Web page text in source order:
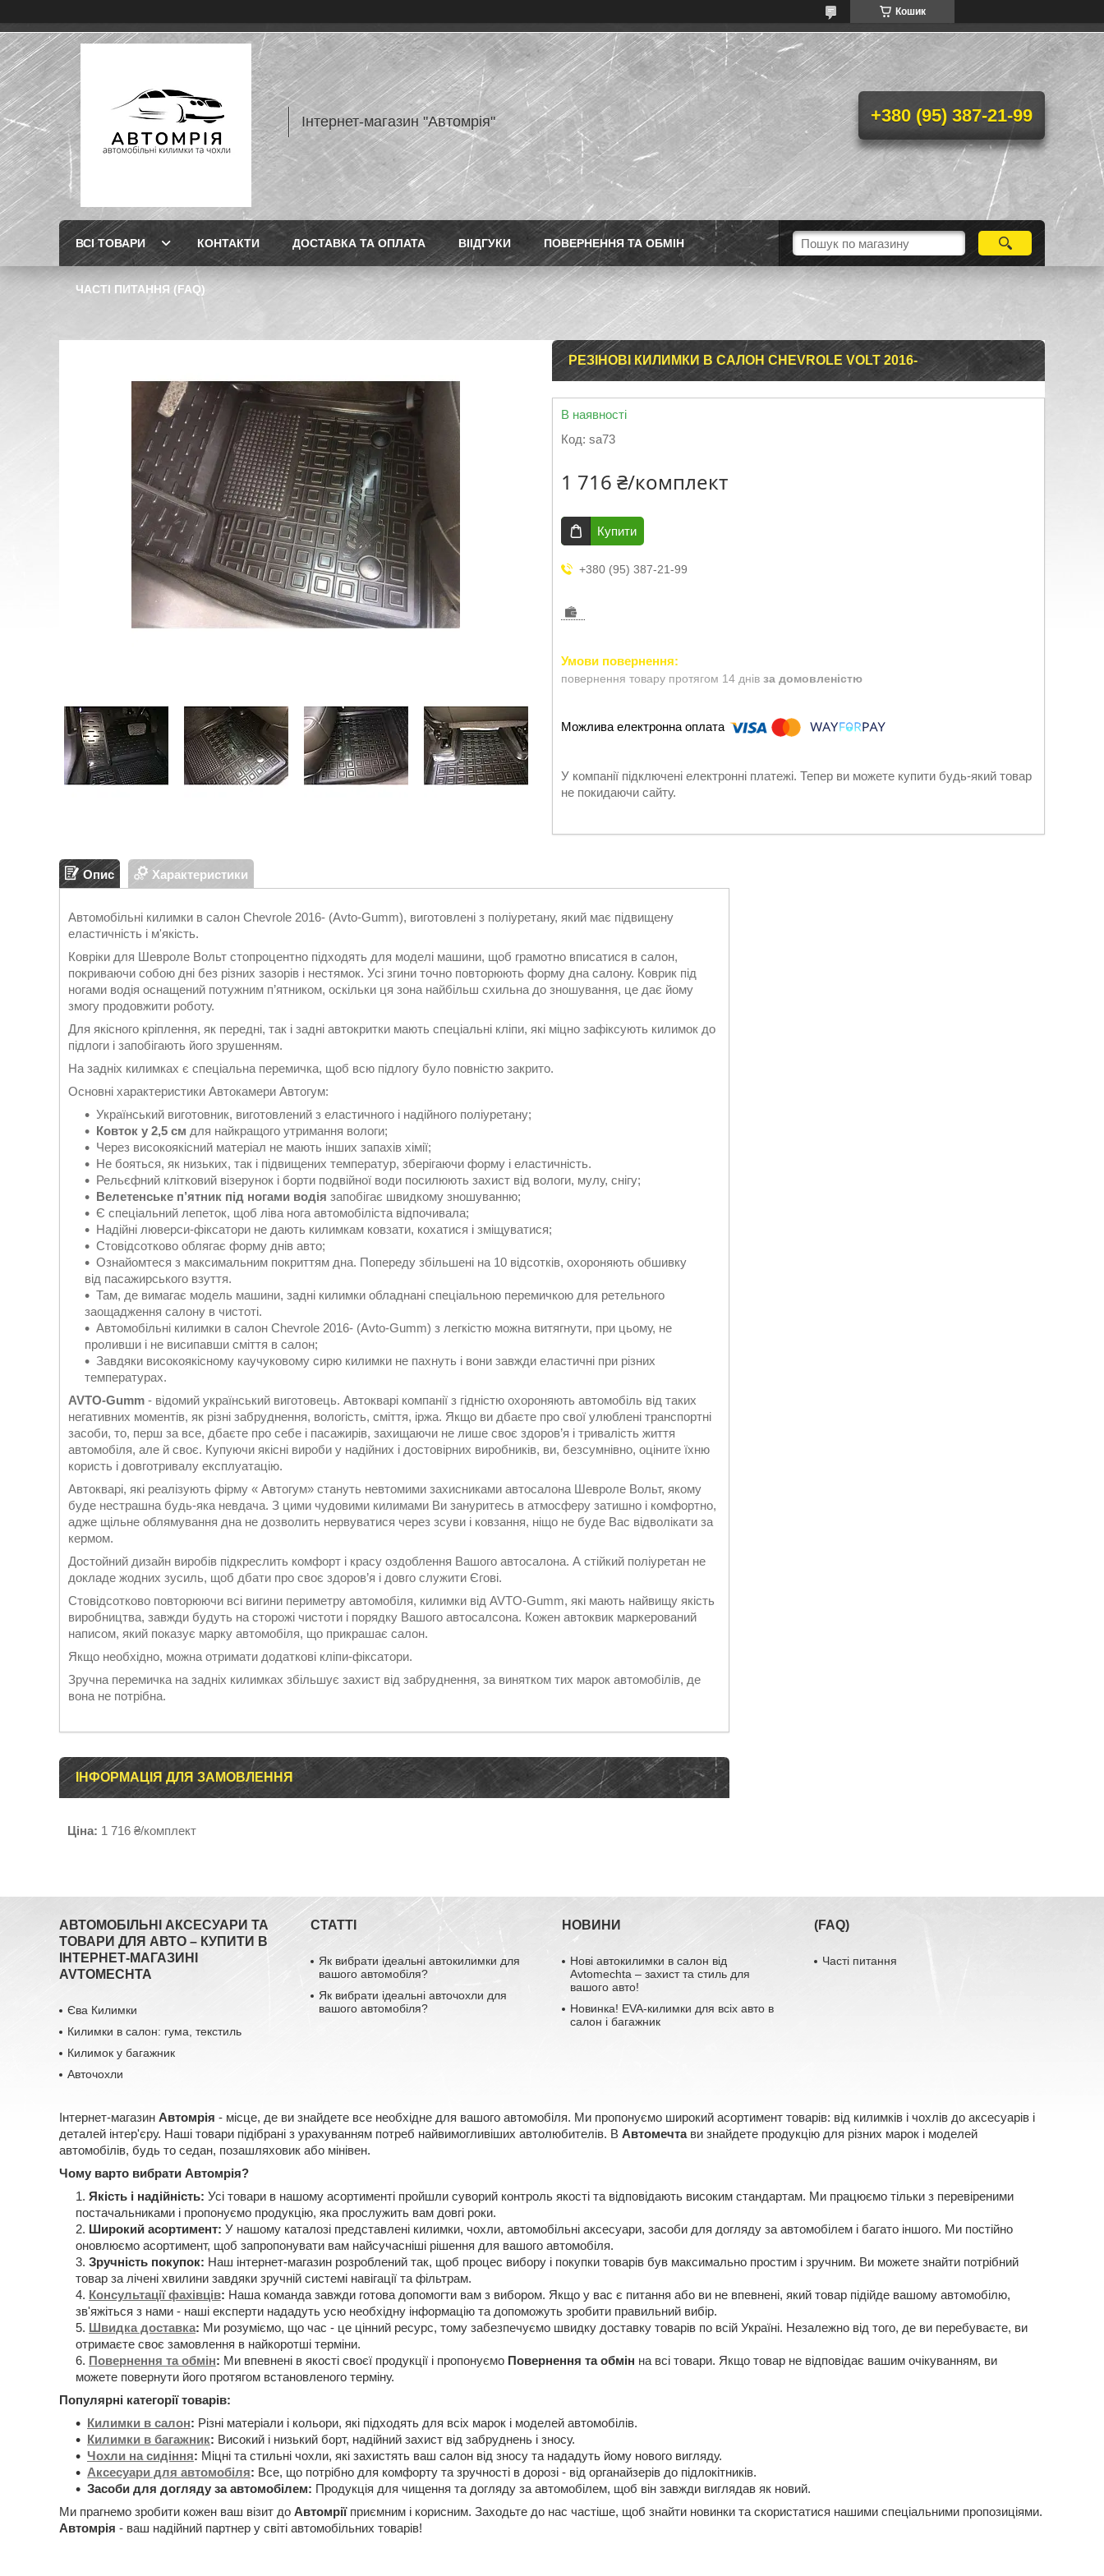
Кошик
Інтернет-магазин "Автомрія" +380 (95) 387-21-99
ВСІ ТОВАРИ КОНТАКТИ ДОСТАВКА ТА ОПЛАТА ВІІДГУКИ ПОВЕРНЕННЯ ТА ОБМІН
ЧАСТІ ПИТАННЯ (FAQ)
РЕЗІНОВІ КИЛИМКИ В САЛОН CHEVROLE VOLT 2016-
В наявності
Код: sa73
1 716 ₴/комплект
Купити
+380 (95) 387-21-99
повернення товару протягом 14 днів за домовленістю
У компанії підключені електронні платежі. Тепер ви можете купити будь-який товар
не покидаючи сайту.
Опис Характеристики
Автомобільні килимки в салон Chevrole 2016- (Avto-Gumm), виготовлені з поліуретану, який має підвищену
еластичність і м'якість.
Ковріки для Шевроле Вольт стопроцентно підходять для моделі машини, щоб грамотно вписатися в салон,
покриваючи собою дні без різних зазорів і нестямок. Усі згини точно повторюють форму дна салону. Коврик під
ногами водія оснащений потужним п’ятником, оскільки ця зона найбільш схильна до зношування, це дає йому
змогу продовжити роботу.
Для якісного кріплення, як передні, так і задні автокритки мають спеціальні кліпи, які міцно зафіксують килимок до
підлоги і запобігають його зрушенням.
На задніх килимках є спеціальна перемичка, щоб всю підлогу було повністю закрито.
Основні характеристики Автокамери Автогум:
Український виготовник, виготовлений з еластичного і надійного поліуретану;
Ковток у 2,5 см для найкращого утримання вологи;
Через високоякісний матеріал не мають інших запахів хімії;
Не бояться, як низьких, так і підвищених температур, зберігаючи форму і еластичність.
Рельєфний клітковий візерунок і борти подвійної води посилюють захист від вологи, мулу, снігу;
Велетенське п’ятник під ногами водія запобігає швидкому зношуванню;
Є спеціальний лепеток, щоб ліва нога автомобіліста відпочивала;
Надійні люверси-фіксатори не дають килимкам ковзати, кохатися і зміщуватися;
Стовідсотково облягає форму днів авто;
Ознайомтеся з максимальним покриттям дна. Попереду збільшені на 10 відсотків, охороняють обшивку
від пасажирського взуття.
Там, де вимагає модель машини, задні килимки обладнані спеціальною перемичкою для ретельного
заощадження салону в чистоті.
Автомобільні килимки в салон Chevrole 2016- (Avto-Gumm) з легкістю можна витягнути, при цьому, не
проливши і не висипавши сміття в салон;
Завдяки високоякісному каучуковому сирю килимки не пахнуть і вони завжди еластичні при різних
температурах.
AVTO-Gumm - відомий український виготовець. Автокварі компанії з гідністю охороняють автомобіль від таких
негативних моментів, як різні забруднення, вологість, сміття, іржа. Якщо ви дбаєте про свої улюблені транспортні
засоби, то, перш за все, дбаєте про себе і пасажирів, захищаючи не лише своє здоров’я і тривалість життя
автомобіля, але й своє. Купуючи якісні вироби у надійних і достовірних виробників, ви, безсумнівно, оціните їхню
користь і довготривалу експлуатацію.
Автокварі, які реалізують фірму « Автогум» стануть невтомими захисниками автосалона Шевроле Вольт, якому
буде нестрашна будь-яка невдача. З цими чудовими килимами Ви зануритесь в атмосферу затишно і комфортно,
адже щільне облямування дна не дозволить нервуватися через зсуви і ковзання, ніщо не буде Вас відволікати за
кермом.
Достойний дизайн виробів підкреслить комфорт і красу оздоблення Вашого автосалона. А стійкий поліуретан не
докладе жодних зусиль, щоб дбати про своє здоров’я і довго служити Єгові.
Стовідсотково повторюючи всі вигини периметру автомобіля, килимки від AVTO-Gumm, які мають найвищу якість
виробництва, завжди будуть на сторожі чистоти і порядку Вашого автосалсона. Кожен автоквик маркерований
написом, який показує марку автомобіля, що прикрашає салон.
Якщо необхідно, можна отримати додаткові кліпи-фіксатори.
Зручна перемичка на задніх килимках збільшує захист від забруднення, за винятком тих марок автомобілів, де
вона не потрібна.
ІНФОРМАЦІЯ ДЛЯ ЗАМОВЛЕННЯ
Ціна: 1 716 ₴/комплект
АВТОМОБІЛЬНІ АКСЕСУАРИ ТА
ТОВАРИ ДЛЯ АВТО – КУПИТИ В
ІНТЕРНЕТ-МАГАЗИНІ
AVTOMECHTA
Єва Килимки
Килимки в салон: гума, текстиль
Килимок у багажник
Авточохли
СТАТТІ
Як вибрати ідеальні автокилимки для
вашого автомобіля?
Як вибрати ідеальні авточохли для
вашого автомобіля?
НОВИНИ
Нові автокилимки в салон від
Avtomechta – захист та стиль для
вашого авто!
Новинка! EVA-килимки для всіх авто в
салон і багажник
(FAQ)
Часті питання
Інтернет-магазин Автомрія - місце, де ви знайдете все необхідне для вашого автомобіля. Ми пропонуємо широкий асортимент товарів: від килимків і чохлів до аксесуарів і
деталей інтер'єру. Наші товари підібрані з урахуванням потреб найвимогливіших автолюбителів. В Автомечтави знайдете продукцію для різних марок і моделей
автомобілів, будь то седан, позашляховик або мінівен.
Чому варто вибрати Автомрія?
Якість і надійність: Усі товари в нашому асортименті пройшли суворий контроль якості та відповідають високим стандартам. Ми працюємо тільки з перевіреними
постачальниками і пропонуємо продукцію, яка прослужить вам довгі роки.
Широкий асортимент: У нашому каталозі представлені килимки, чохли, автомобільні аксесуари, засоби для догляду за автомобілем і багато іншого. Ми постійно
оновлюємо асортимент, щоб запропонувати вам найсучасніші рішення для вашого автомобіля.
Зручність покупок: Наш інтернет-магазин розроблений так, щоб процес вибору і покупки товарів був максимально простим і зручним. Ви можете знайти потрібний
товар за лічені хвилини завдяки зручній системі навігації та фільтрам.
Консультації фахівців: Наша команда завжди готова допомогти вам з вибором. Якщо у вас є питання або ви не впевнені, який товар підійде вашому автомобілю,
зв'яжіться з нами - наші експерти нададуть усю необхідну інформацію та допоможуть зробити правильний вибір.
Швидка доставка: Ми розуміємо, що час - це цінний ресурс, тому забезпечуємо швидку доставку товарів по всій Україні. Незалежно від того, де ви перебуваєте, ви
отримаєте своє замовлення в найкоротші терміни.
Повернення та обмін: Ми впевнені в якості своєї продукції і пропонуємо Повернення та обмін на всі товари. Якщо товар не відповідає вашим очікуванням, ви
можете повернути його протягом встановленого терміну.
Популярні категорії товарів:
Килимки в салон: Різні матеріали і кольори, які підходять для всіх марок і моделей автомобілів.
Килимки в багажник: Високий і низький борт, надійний захист від забруднень і зносу.
Чохли на сидіння: Міцні та стильні чохли, які захистять ваш салон від зносу та нададуть йому нового вигляду.
Аксесуари для автомобіля: Все, що потрібно для комфорту та зручності в дорозі - від органайзерів до підлокітників.
Засоби для догляду за автомобілем: Продукція для чищення та догляду за автомобілем, щоб він завжди виглядав як новий.
Ми прагнемо зробити кожен ваш візит до Автомріїприємним і корисним. Заходьте до нас частіше, щоб знайти новинки та скористатися нашими спеціальними пропозиціями.
Автомрія - ваш надійний партнер у світі автомобільних товарів!